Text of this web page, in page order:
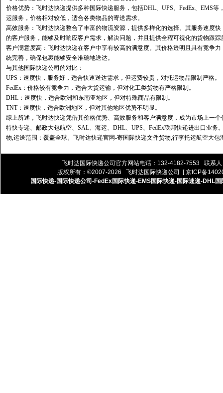
价格优势：飞时达快递提供多种国际快递服务，包括DHL、UPS、FedEx、EMS
运服务，价格相对较低，适合各类物品的寄送需求。
高效服务：飞时达快递整合了丰富的物流资源，提供多样化的选择。其服务速度
的客户服务，能够及时响应客户需求，解决问题，并且提供全程可视化的货物跟踪
客户满意度高：飞时达快递在客户中享有较高的满意度。其价格透明且具有竞争
统完善，确保包裹能够安全准确地送达。
与其他国际快递公司的对比：
UPS：速度快，服务好，适合快速送达需求，但运费较贵，对托运物品限制严格。
FedEx：价格较有竞争力，适合大货运输，但对化工类货物有严格限制。
DHL：速度快，适合欧洲和东南亚地区，但对特殊商品有限制。
TNT：速度快，适合欧洲地区，但对其他地区优势不明显。
综上所述，飞时达快递凭借其价格优势、高效服务和客户满意度，成为市场上一
特快专递、邮政大包航空、SAL、海运、DHL、UPS、FedEx联邦快递进出口业
物,运送范围：覆盖全球。飞时达快递官网-寄国际快递文件货物,行李托运航空大包
飞时达国际快递公司 官方网站电话：132-4182-7553 联系人
版权所有：©2007-2026 飞时达国际快递公司
[ 京ICP备
国际快递-国际快递公司 -FedEx国际快递-EMS国际快递-国际速递-DHL国